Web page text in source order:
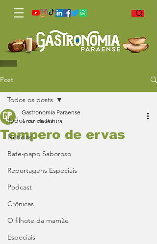
Post
Todos os posts
Notícias
Bate-papo Saboroso
Reportagens Especiais
Podcast
Crônicas
O filhote da mamãe
Especiais
Todos os posts
Tempero de ervas
Gastronomia Paraense
1 min de leitura